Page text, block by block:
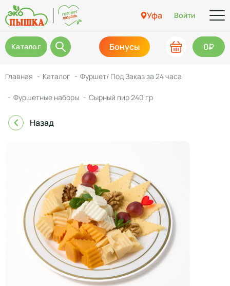
Уфа Войти
Каталог Бонусы 0₽
Главная Каталог Фуршет/ Под Заказ за 24 часа
Фуршетные наборы Сырный пир 240 гр
Назад